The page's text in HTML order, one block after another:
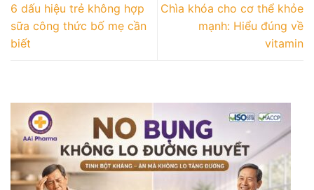
6 dấu hiệu trẻ không hợp
sữa công thức bố mẹ cần
biết
Chìa khóa cho cơ thể khỏe
mạnh: Hiểu đúng về
vitamin